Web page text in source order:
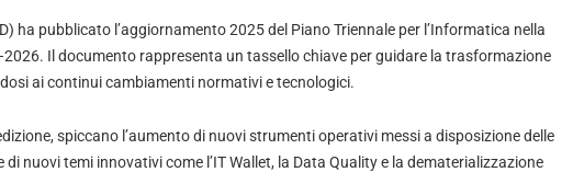
ha pubblicato l’aggiornamento 2025 del Piano Triennale per l’Informatica nella
Il documento rappresenta un tassello chiave per guidare la trasformazione
ai continui cambiamenti normativi e tecnologici.
spiccano l’aumento di nuovi strumenti operativi messi a disposizione delle
di nuovi temi innovativi come l’IT Wallet, la Data Quality e la dematerializzazione